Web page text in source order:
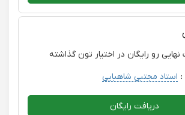
رو رایگان در اختیار تون گذاشته
: استاد مجتبی شاهبایی
دریافت رایگان